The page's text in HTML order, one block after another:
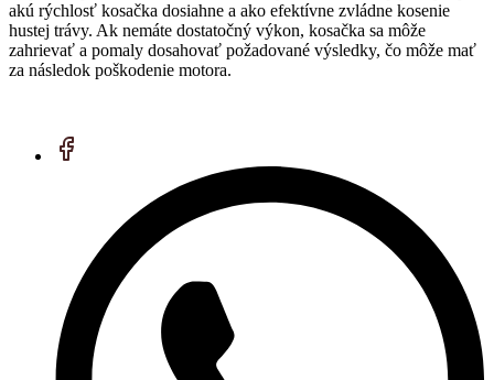
akú rýchlosť kosačka dosiahne a ako efektívne zvládne kosenie
hustej trávy. Ak nemáte dostatočný výkon, kosačka sa môže
zahrievať a pomaly dosahovať požadované výsledky, čo môže mať
za následok poškodenie motora.